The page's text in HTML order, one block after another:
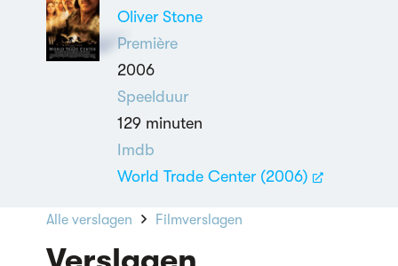
Oliver Stone
Première
2006
Speelduur
129 minuten
Imdb
World Trade Center (2006)
Alle verslagen Filmverslagen